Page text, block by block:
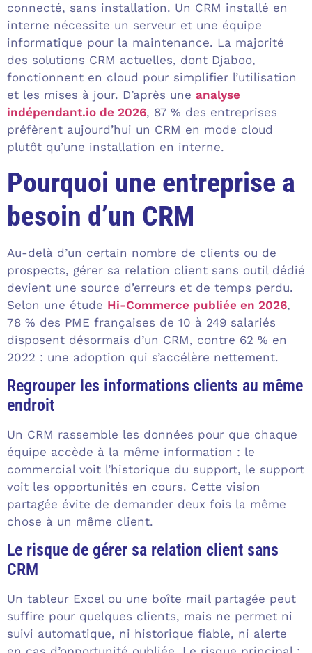
connecté, sans installation. Un CRM installé en
interne nécessite un serveur et une équipe
informatique pour la maintenance. La majorité
des solutions CRM actuelles, dont Djaboo,
fonctionnent en cloud pour simplifier l’utilisation
et les mises à jour. D’après une analyse
indépendant.io de 2026, 87 % des entreprises
préfèrent aujourd’hui un CRM en mode cloud
plutôt qu’une installation en interne.
Pourquoi une entreprise a
besoin d’un CRM
Au-delà d’un certain nombre de clients ou de
prospects, gérer sa relation client sans outil dédié
devient une source d’erreurs et de temps perdu.
Selon une étude Hi-Commerce publiée en 2026,
78 % des PME françaises de 10 à 249 salariés
disposent désormais d’un CRM, contre 62 % en
2022 : une adoption qui s’accélère nettement.
Regrouper les informations clients au même
endroit
Un CRM rassemble les données pour que chaque
équipe accède à la même information : le
commercial voit l’historique du support, le support
voit les opportunités en cours. Cette vision
partagée évite de demander deux fois la même
chose à un même client.
Le risque de gérer sa relation client sans
CRM
Un tableur Excel ou une boîte mail partagée peut
suffire pour quelques clients, mais ne permet ni
suivi automatique, ni historique fiable, ni alerte